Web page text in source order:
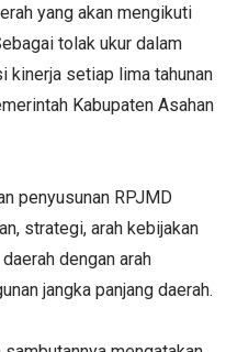
yang akan mengikuti
tolak ukur dalam
kinerja setiap lima tahunan
Kabupaten Asahan
penyusunan RPJMD
strategi, arah kebijakan
dengan arah
jangka panjang daerah.